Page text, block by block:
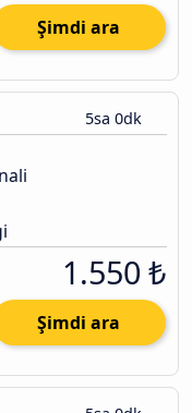
Şimdi ara
5sa 0dk
1.550 ₺
Şimdi ara